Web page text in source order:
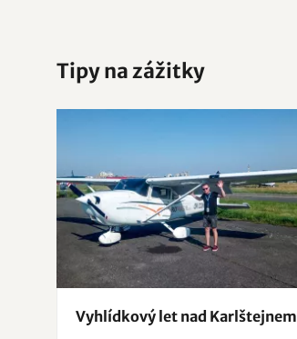
Tipy na zážitky
Vyhlídkový let nad Karlštejnem